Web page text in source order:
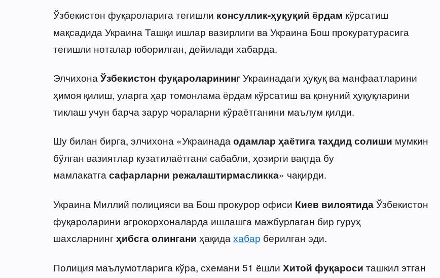
Ўзбекистон фуқароларига тегишли консуллик-ҳуқуқий ёрдам кўрсатиш
мақсадида Украина Ташқи ишлар вазирлиги ва Украина Бош прокуратурасига
тегишли ноталар юборилган, дейилади хабарда.
Элчихона Ўзбекистон фуқароларинингУкраинадаги ҳуқуқ ва манфаатларини
ҳимоя қилиш, уларга ҳар томонлама ёрдам кўрсатиш ва қонуний ҳуқуқларини
тиклаш учун барча зарур чораларни кўраётганини маълум қилди.
Шу билан бирга, элчихона «Украинада одамлар ҳаётига таҳдид солиши мумкин
бўлган вазиятлар кузатилаётгани сабабли, ҳозирги вақтда бу
мамлакатга сафарларни режалаштирмасликка» чақирди.
Украина Миллий полицияси ва Бош прокурор офиси Киев вилоятидаЎзбекистон
фуқароларини агрокорхоналарда ишлашга мажбурлаган бир гуруҳ
шахсларнингҳибсга олингани ҳақида хабар берилган эди.
Полиция маълумотларига кўра, схемани 51 ёшли Хитой фуқароси ташкил этган